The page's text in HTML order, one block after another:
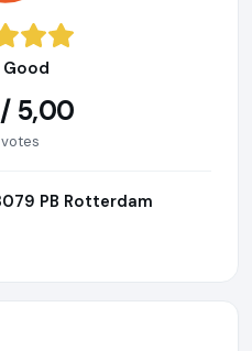
5,00
PB Rotterdam